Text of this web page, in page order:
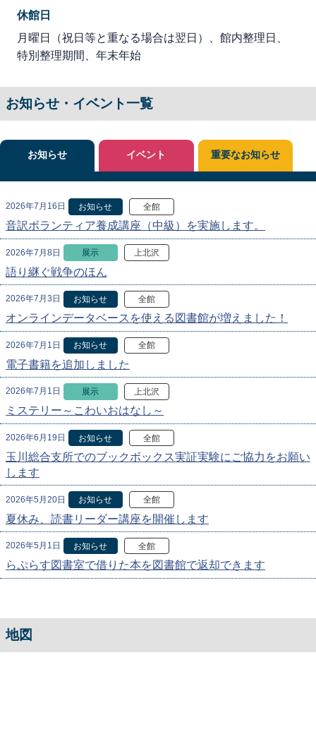
休館日
月曜日（祝日等と重なる場合は翌日）、館内整理日、
特別整理期間、年末年始
お知らせ・イベント一覧
お知らせ
2026年7月16日 お知らせ 全館
音訳ボランティア養成講座（中級）を実施します。
2026年7月8日 展示 上北沢
語り継ぐ戦争のほん
2026年7月3日 お知らせ 全館
オンラインデータベースを使える図書館が増えました！
2026年7月1日 お知らせ 全館
電子書籍を追加しました
2026年7月1日 展示 上北沢
ミステリー～こわいおはなし～
2026年6月19日 お知らせ 全館
玉川総合支所でのブックボックス実証実験にご協力をお願い
します
2026年5月20日 お知らせ 全館
夏休み、読書リーダー講座を開催します
2026年5月1日 お知らせ 全館
らぷらす図書室で借りた本を図書館で返却できます
イベント 重要なお知らせ
地図